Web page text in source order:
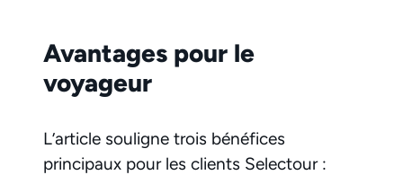
Avantages pour le
voyageur
L’article souligne trois bénéfices
principaux pour les clients Selectour :